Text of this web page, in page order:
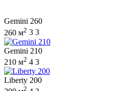
Gemini 260
260 м2 3 3
Gemini 210
210 м2 4 3
Liberty 200
2